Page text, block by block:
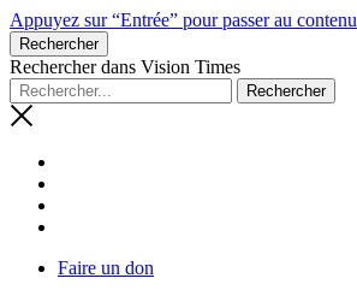
Appuyez sur “Entrée” pour passer au contenu
Rechercher
Rechercher dans Vision Times
Faire un don